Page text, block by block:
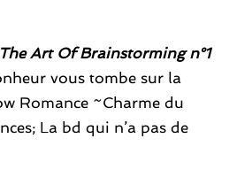
The Art Of Brainstorming n°1
vous tombe sur la
Romance ~Charme du
La bd qui n’a pas de